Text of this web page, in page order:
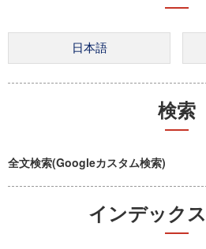
検索
全文検索(Googleカスタム検索)
インデック